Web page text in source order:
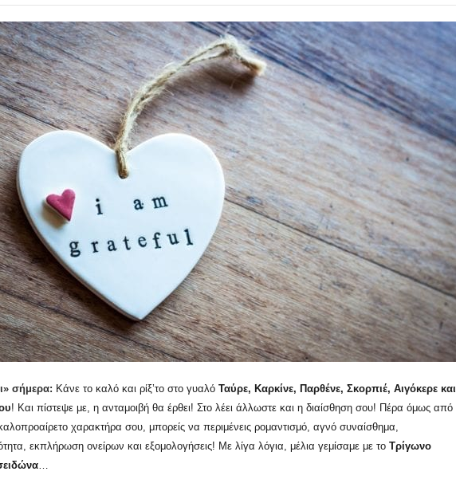
σήμερα: Κάνε το καλό και ρίξ’το στο γυαλό Ταύρε, Καρκίνε, Παρθένε, Σκορπιέ, Αιγόκερε και
! Και πίστεψε με, η ανταμοιβή θα έρθει! Στο λέει άλλωστε και η διαίσθηση σου! Πέρα όμως από
χαρακτήρα σου, μπορείς να περιμένεις ρομαντισμό, αγνό συναίσθημα,
εκπλήρωση ονείρων και εξομολογήσεις! Με λίγα λόγια, μέλια γεμίσαμε με το Τρίγωνο
…